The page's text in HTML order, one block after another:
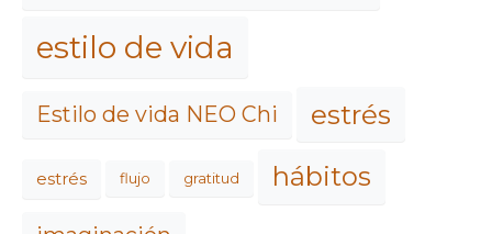
estilo de vida
Estilo de vida NEO Chi estrés
estrés flujo gratitud hábitos